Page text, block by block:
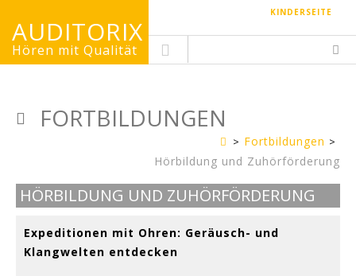
KINDERSEITE
AUDITORIX
Hören mit Qualität
FORTBILDUNGEN
Erwachsenenseite
Fortbildungen
Hörbildung und Zuhörförderung
HÖRBILDUNG UND ZUHÖRFÖRDERUNG
Expeditionen mit Ohren: Geräusch- und
Klangwelten entdecken